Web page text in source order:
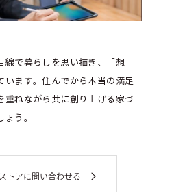
線で暮らしを思い描き、「想
います。住んでから本当の満足
重ねながら共に創り上げる家づ
う。
トアに問い合わせる